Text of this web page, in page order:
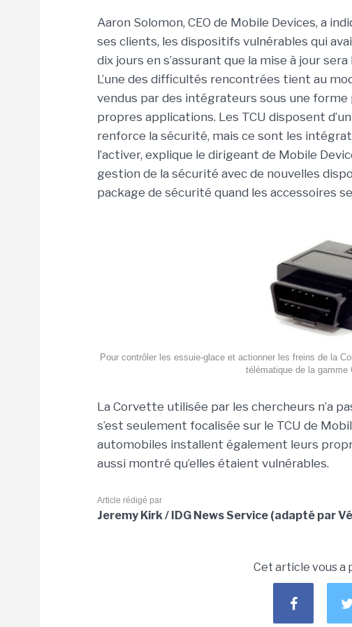
Aaron Solomon, CEO de Mobile Devices, a
ses clients, les dispositifs vulnérables qui
dix jours en s’assurant que la mise à jour
L’une des difficultés rencontrées tient au
vendus par des intégrateurs sous une
propres applications. Les TCU disposent
renforce la sécurité, mais ce sont les
l’activer, explique le dirigeant de Mobile
gestion de la sécurité avec de nouvelles
package de sécurité quand les accessoires
Pour contrôler les essuie-glace et actionner les freins de la
télématique de la gamme
La Corvette utilisée par les chercheurs n’a
s’est seulement focalisée sur le TCU de
automobiles installent également leurs
aussi montré qu’elles étaient vulnérables.
Article rédigé par
Jeremy Kirk / IDG News Service (adapté par
Cet article vous a